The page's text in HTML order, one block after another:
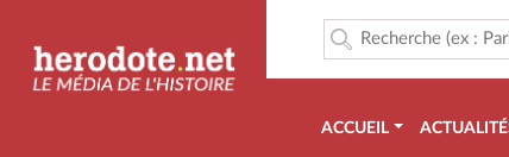
ACCUEIL